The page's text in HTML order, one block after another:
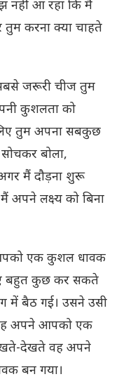
नहीं आ रहा कि मैं
तुम करना क्या चाहते
सबसे जरूरी चीज तुम
कुशलता को
तुम अपना सबकुछ
बोला,
मैं दौड़ना शुरू
अपने लक्ष्य को बिना
एक कुशल धावक
बहुत कुछ कर सकते
में बैठ गई। उसने उसी
वह अपने आपको एक
देखते वह अपने
बन गया।